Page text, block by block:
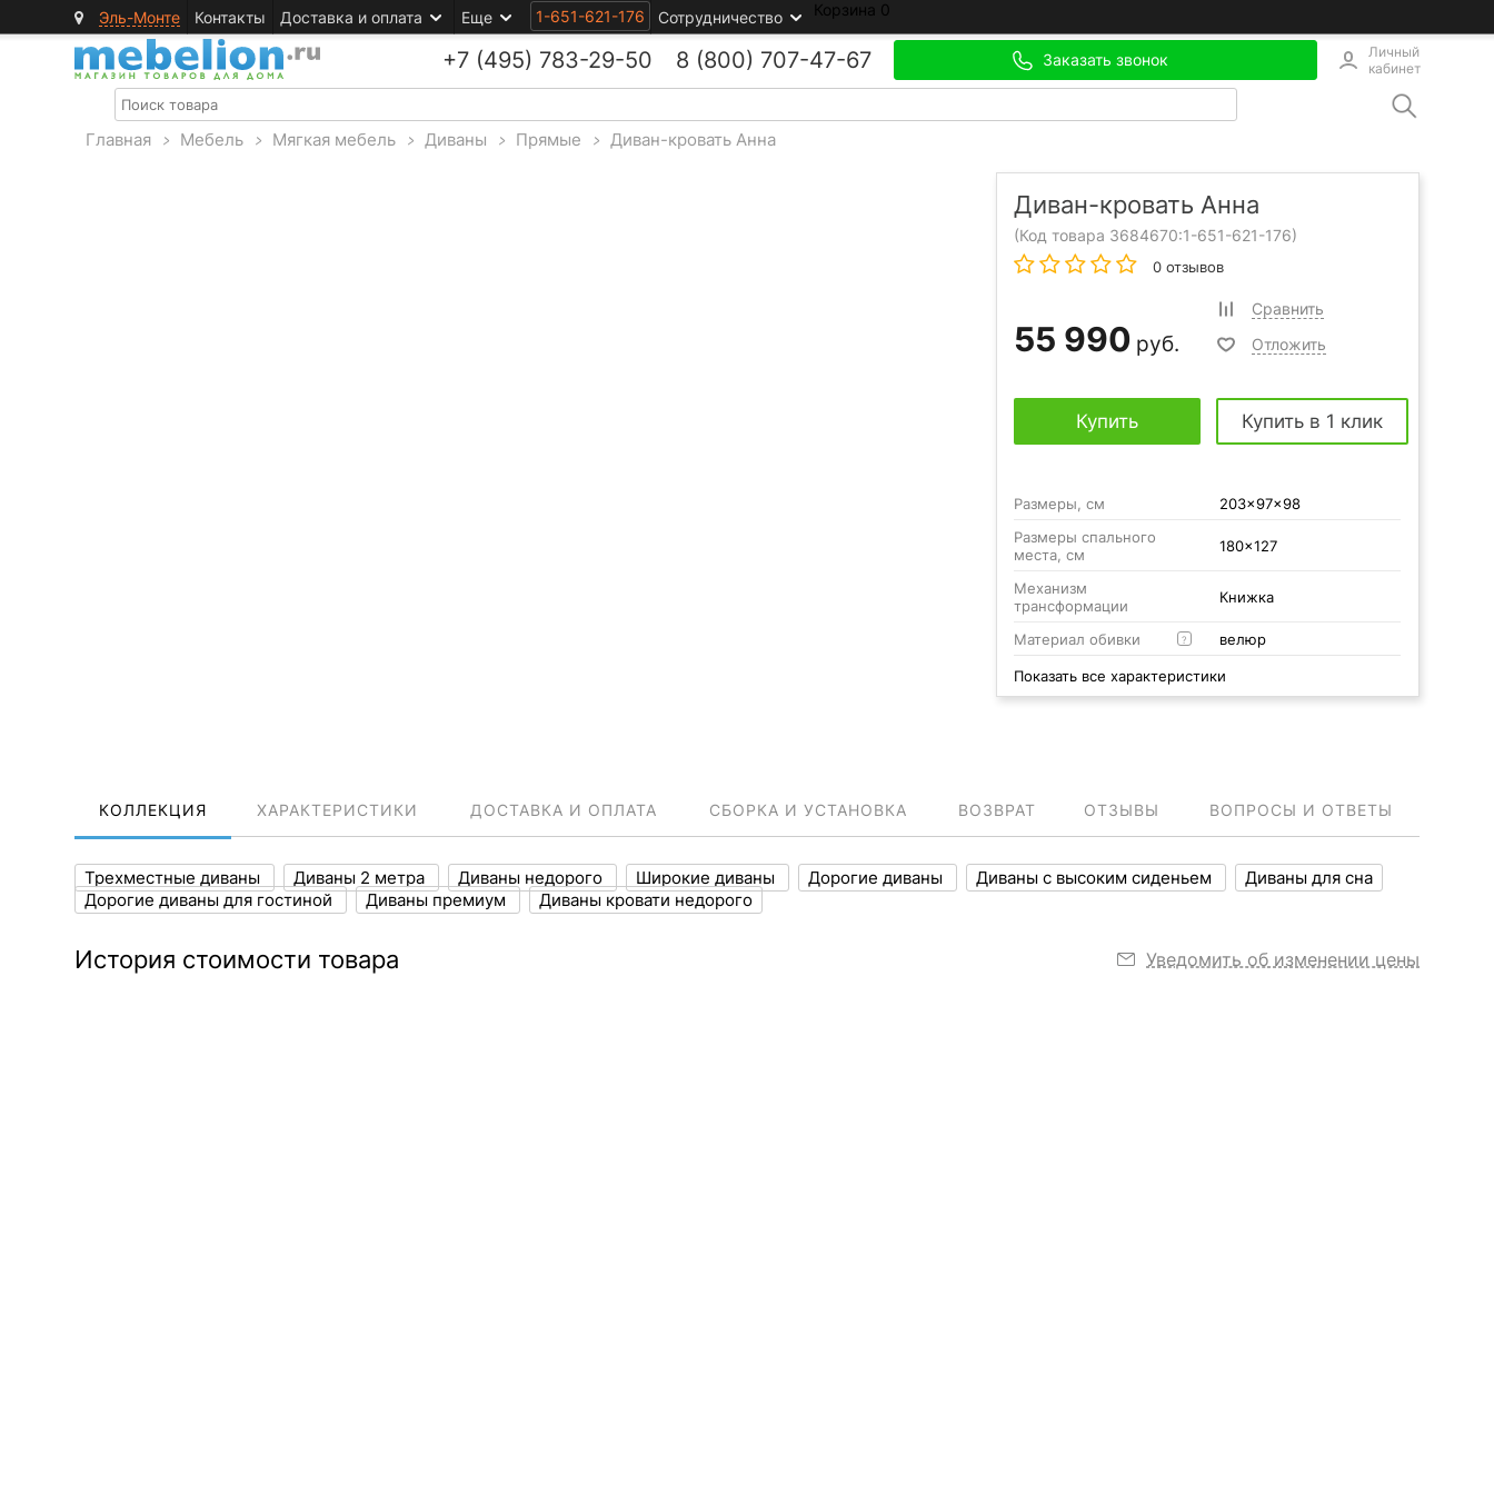
Эль-Монте Контакты Доставка и оплата Еще 1-651-621-176 Сотрудничество Корзина 0
+7 (495) 783-29-50 8 (800) 707-47-67 Заказать звонок
Личный
кабинет
Главная > Мебель > Мягкая мебель > Диваны > Прямые > Диван-кровать Анна
Диван-кровать Анна
(Код товара 3684670:1-651-621-176)
0 отзывов
55 990 руб.
Сравнить
Отложить
Купить Купить в 1 клик
Размеры, см
203x97x98
Размеры спального
места, см
180x127
Механизм
трансформации
Книжка
Материал обивки ? велюр
Показать все характеристики
КОЛЛЕКЦИЯ ХАРАКТЕРИСТИКИ ДОСТАВКА И ОПЛАТА СБОРКА И УСТАНОВКА ВОЗВРАТ ОТЗЫВЫ ВОПРОСЫ И ОТВЕТЫ
Трехместные диваны Диваны 2 метра Диваны недорого Широкие диваны Дорогие диваны Диваны с высоким сиденьем
Диваны для сна
Дорогие диваны для гостиной
Диваны премиум Диваны кровати недорого
История стоимости товара Уведомить об изменении цены